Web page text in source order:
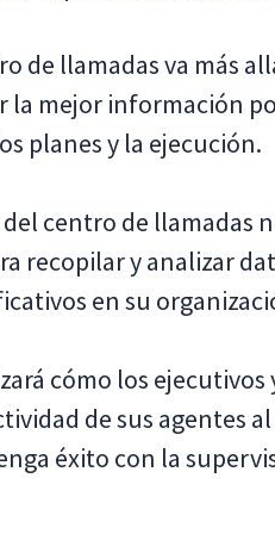
de llamadas va más
la mejor información
planes y la ejecución.
centro de llamadas
recopilar y analizar
en su
cómo los ejecutivos
de sus agentes
éxito con la